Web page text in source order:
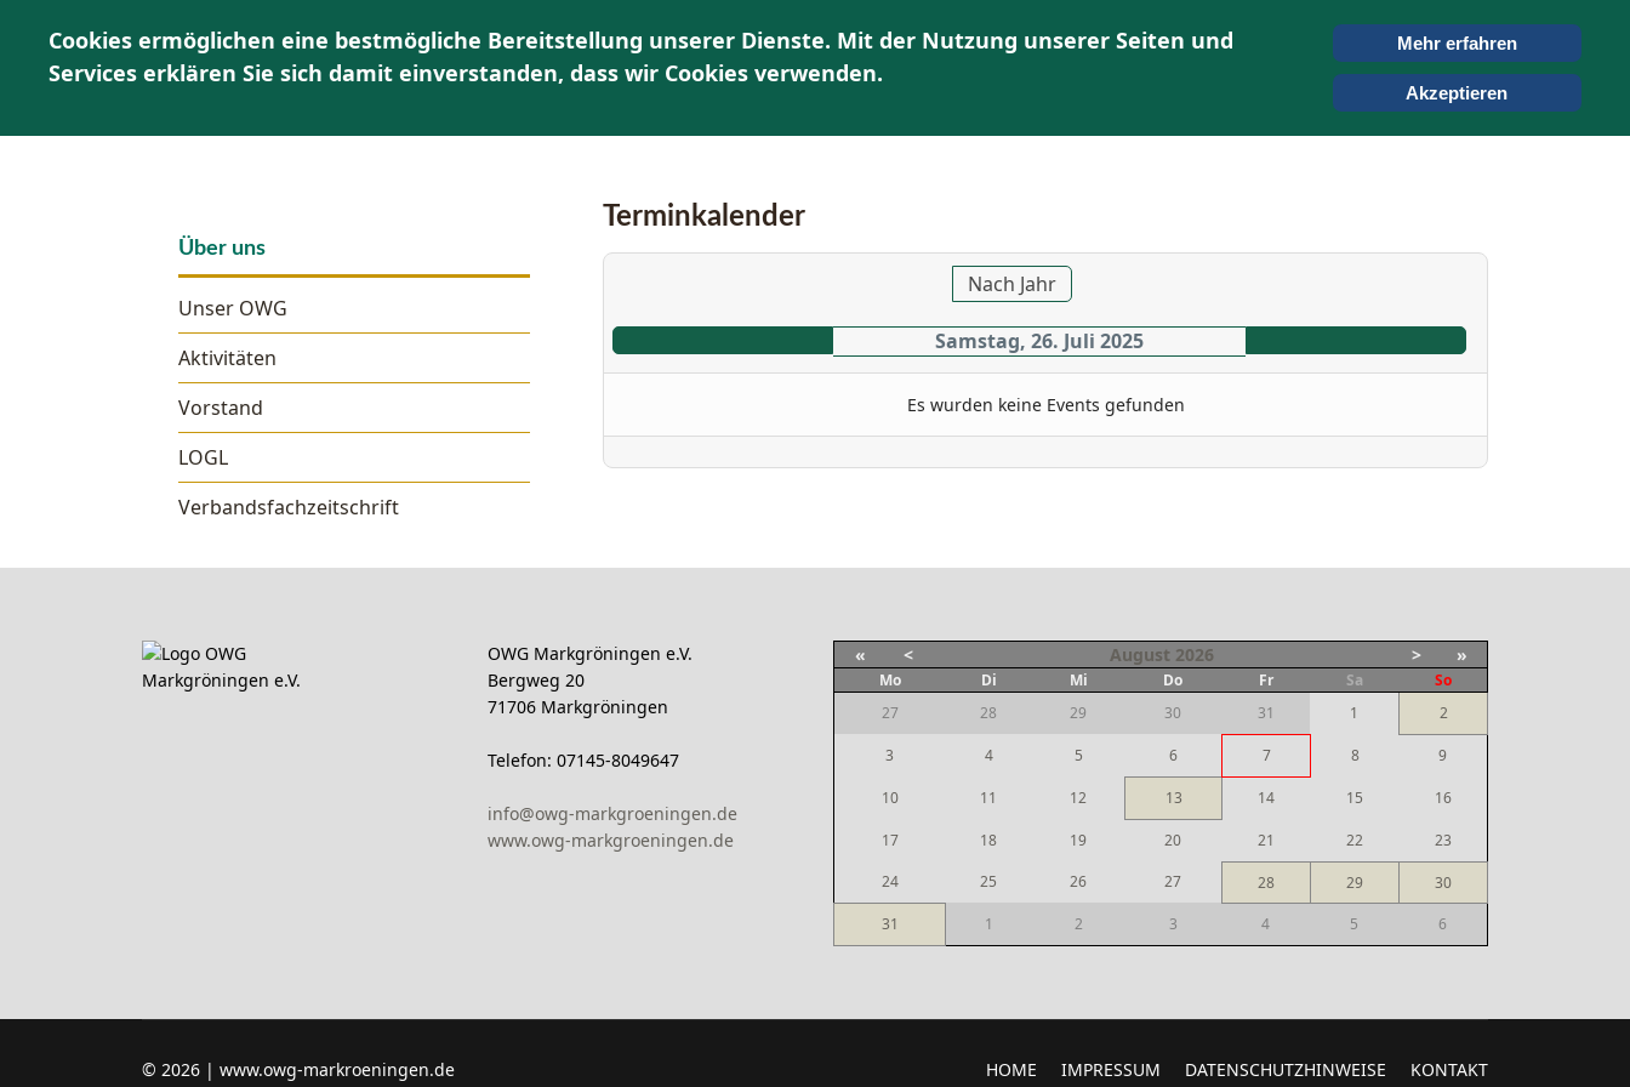
HOME ÜBER UNS AKTUELLES | TERMINE KONTAKT SUCHEN
Über uns
Unser OWG
Aktivitäten
Vorstand
LOGL
Verbandsfachzeitschrift
Terminkalender
Nach Jahr
Samstag, 26. Juli 2025
Es wurden keine Events gefunden
OWG Markgröningen e.V.
Bergweg 20
71706 Markgröningen
Telefon: 07145-8049647
info@owg-markgroeningen.de
www.owg-markgroeningen.de
« < August 2026 > »
Mo Di Mi Do Fr Sa
So
27
28 29 30 31 1 2
3 4 5 6 7 8 9
10 11 12 13 14 15 16
17 18 19 20 21 22
23
24
25 26 27 28 29
30
31
1 2 3 4 5 6
© 2026 | www.owg-markroeningen.de HOME IMPRESSUM DATENSCHUTZHINWEISE KONTAKT
Cookies ermöglichen eine bestmögliche Bereitstellung unserer Dienste. Mit der Nutzung unserer Seiten und
Services erklären Sie sich damit einverstanden, dass wir Cookies verwenden.
Mehr erfahren
Akzeptieren